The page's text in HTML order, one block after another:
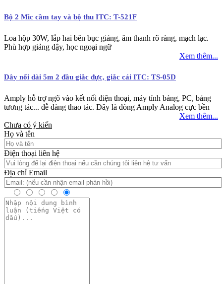
Bộ 2 Mic cầm tay và bộ thu ITC: T-521F
Loa hộp 30W, lắp hai bên bục giảng, âm thanh rõ ràng, mạch lạc.
Phù hợp giảng dậy, học ngoại ngữ
Xem thêm...
Dây nối dài 5m 2 đầu giắc đực, giắc cái ITC: TS-05D
Amply hỗ trợ ngõ vào kết nối điện thoại, máy tính bảng, PC, bảng
tương tác... dễ dàng thao tác. Đây là dòng Amply Analog cực bền
Xem thêm...
Chưa có ý kiến
Họ và tên
Điện thoại liên hệ
Địa chỉ Email